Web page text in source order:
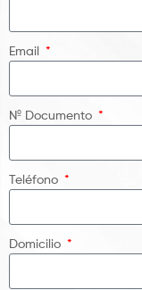
Email
Nº Documento
Teléfono
Domicilio